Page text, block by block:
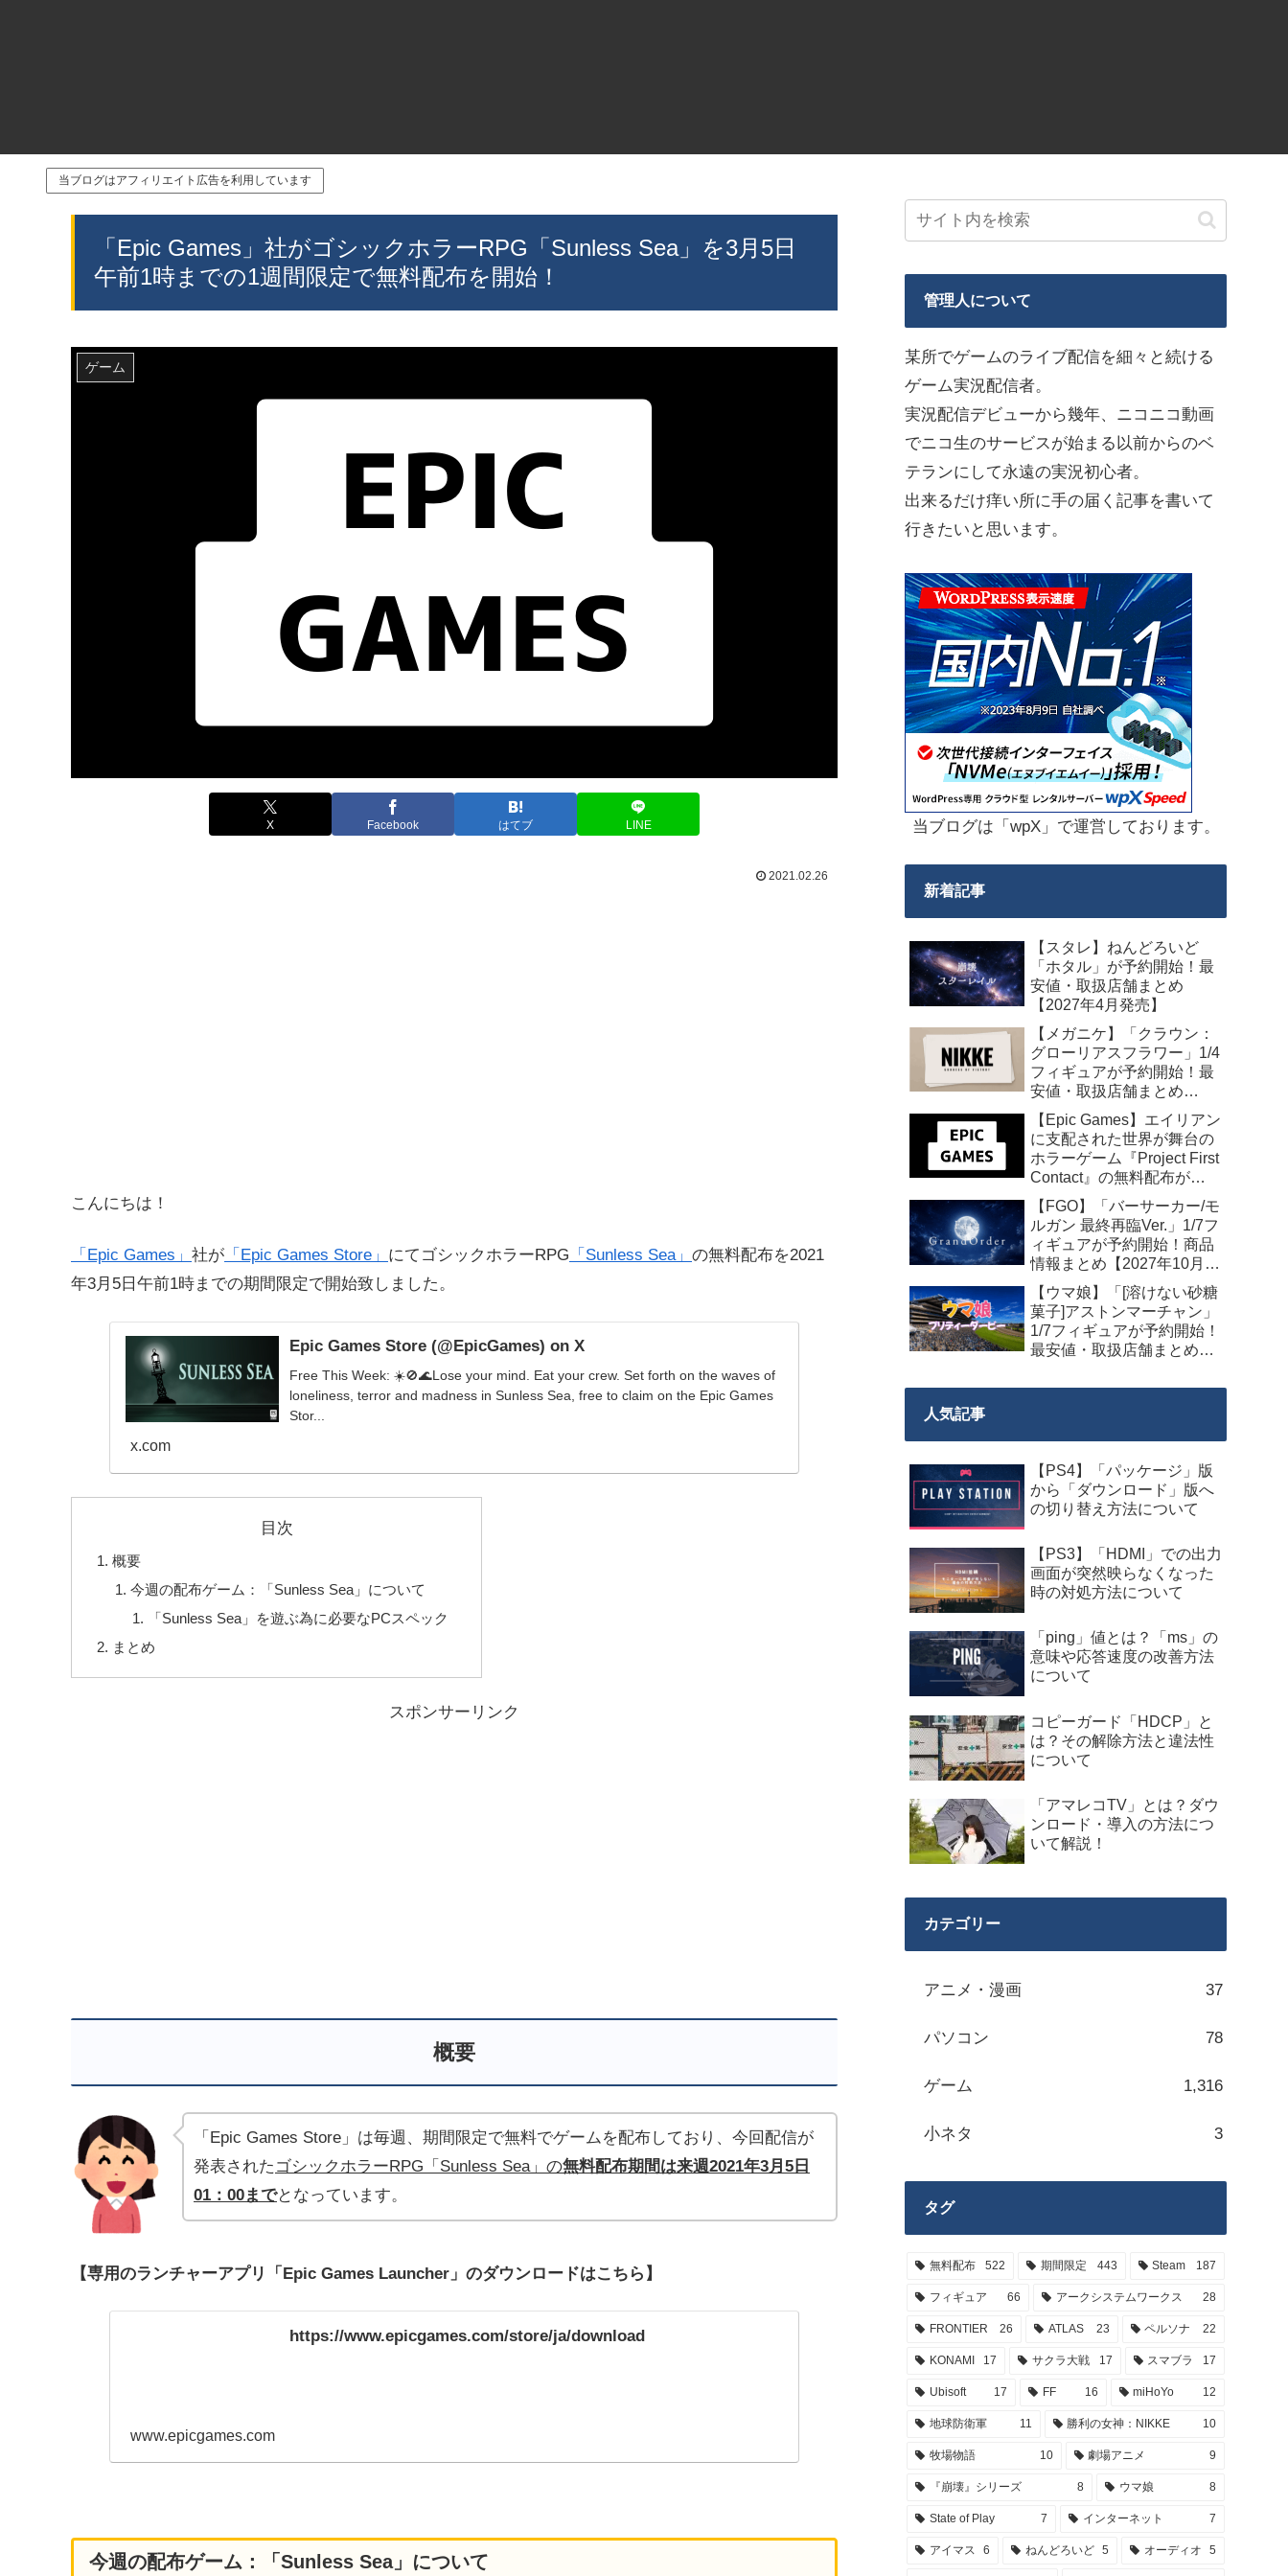
当ブログはアフィリエイト広告を利用しています
「Epic Games」社がゴシックホラーRPG「Sunless Sea」を3月5日
午前1時までの1週間限定で無料配布を開始！
ゲーム
X Facebook はてブ LINE
2021.02.26
こんにちは！
「Epic Games」 社が 「Epic Games Store」 にてゴシックホラーRPG 「Sunless Sea」 の無料配布を2021
年3月5日午前1時までの期間限定で開始致しました。
Epic Games Store (@EpicGames) on X
Free This Week: ☀️🚫🌊Lose your mind. Eat your crew. Set forth on the waves of
loneliness, terror and madness in Sunless Sea, free to claim on the Epic Games
Stor...
x.com
目次
概要
今週の配布ゲーム：「Sunless Sea」について
「Sunless Sea」を遊ぶ為に必要なPCスペック
まとめ
スポンサーリンク
概要
「Epic Games Store」は毎週、期間限定で無料でゲームを配布しており、今回配信が
発表された ゴシックホラーRPG「Sunless Sea」の無料配布期間は来週2021年3月5日
01：00までとなっています。
【専用のランチャーアプリ「Epic Games Launcher」のダウンロードはこちら】
https://www.epicgames.com/store/ja/download
www.epicgames.com
今週の配布ゲーム：「Sunless Sea」について
管理人について
某所でゲームのライブ配信を細々と続ける
ゲーム実況配信者。
実況配信デビューから幾年、ニコニコ動画
でニコ生のサービスが始まる以前からのベ
テランにして永遠の実況初心者。
出来るだけ痒い所に手の届く記事を書いて
行きたいと思います。
当ブログは「wpX」で運営しております。
新着記事
【スタレ】ねんどろいど
「ホタル」が予約開始！最
安値・取扱店舗まとめ
【2027年4月発売】
【メガニケ】「クラウン：
グローリアスフラワー」1/4
フィギュアが予約開始！最
安値・取扱店舗まとめ
【2027年5月発売】
【Epic Games】エイリアン
に支配された世界が舞台の
ホラーゲーム『Project First
Contact』の無料配布が
2026年8月18日午前7時まで
の期間限定で開始
【FGO】「バーサーカー/モ
ルガン 最終再臨Ver.」1/7フ
ィギュアが予約開始！商品
情報まとめ【2027年10月発
売】
【ウマ娘】「[溶けない砂糖
菓子]アストンマーチャン」
1/7フィギュアが予約開始！
最安値・取扱店舗まとめ
人気記事
【PS4】「パッケージ」版
から「ダウンロード」版へ
の切り替え方法について
【PS3】「HDMI」での出力
画面が突然映らなくなった
時の対処方法について
「ping」値とは？「ms」の
意味や応答速度の改善方法
について
コピーガード「HDCP」と
は？その解除方法と違法性
について
「アマレコTV」とは？ダウ
ンロード・導入の方法につ
いて解説！
カテゴリー
アニメ・漫画 37
パソコン 78
ゲーム 1,316
小ネタ 3
タグ
無料配布 522 期間限定 443 Steam 187
フィギュア 66 アークシステムワークス 28
FRONTIER 26 ATLAS 23 ペルソナ 22
KONAMI 17 サクラ大戦 17 スマブラ 17
Ubisoft 17 FF 16 miHoYo 12
地球防衛軍 11 勝利の女神：NIKKE 10
牧場物語 10 劇場アニメ 9
『崩壊』シリーズ 8 ウマ娘 8
State of Play 7 インターネット 7
アイマス 6 ねんどろいど 5 オーディオ 5